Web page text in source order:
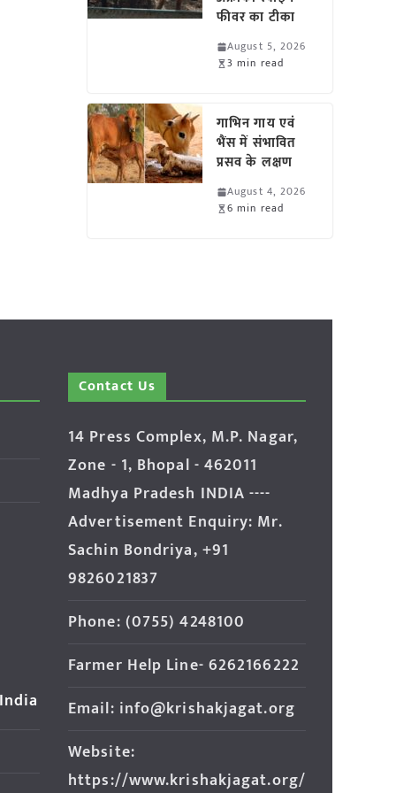
फीवर का टीका
August 5, 2026
3 min read
गाभिन गाय एवं
भैंस में संभावित
प्रसव के लक्षण
August 4, 2026
6 min read
Contact Us
14 Press Complex, M.P. Nagar,
Zone - 1, Bhopal - 462011
Madhya Pradesh INDIA ----
Advertisement Enquiry: Mr.
Sachin Bondriya, +91
9826021837
Phone: (0755) 4248100
Farmer Help Line- 6262166222
Email: info@krishakjagat.org
Website:
https://www.krishakjagat.org/